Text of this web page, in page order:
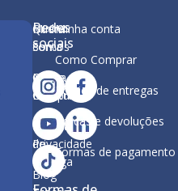
Minha
conta
Como
Comprar
Política
de
Entrega
Quem
Somos
Nossa
Estrutura
Política de
Privacidade
Blog
Redes
sociais
Minha conta
Como Comprar
Política de entregas
Trocas e devoluções
Formas de pagamento